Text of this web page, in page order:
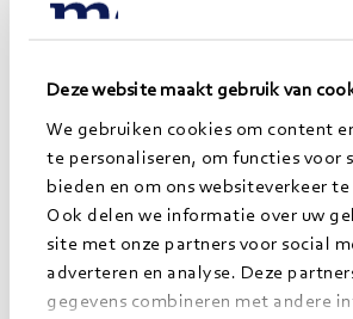
Deze website maakt gebruik van
We gebruiken cookies om content
te personaliseren, om functies voor
bieden en om ons websiteverkeer te
Ook delen we informatie over uw
site met onze partners voor social
adverteren en analyse. Deze
gegevens combineren met andere
‘resultaat’
Een bijbehorende werkinstructie
handelingen stap voor stap
Door deze aanpak werkte het
voor één de processen af en
een gedeelde missie om alles